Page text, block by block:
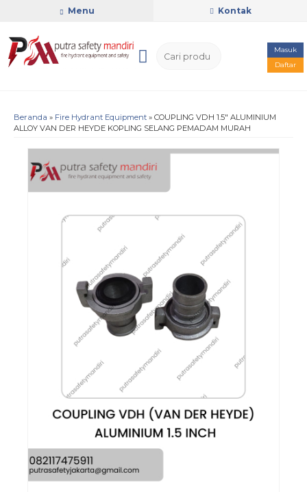
Menu Kontak
Masuk
Daftar
Beranda » Fire Hydrant Equipment » COUPLING VDH 1.5″ ALUMINIUM
ALLOY VAN DER HEYDE KOPLING SELANG PEMADAM MURAH